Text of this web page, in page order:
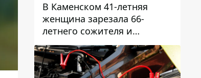
В Каменском 41-летняя
женщина зарезала 66-
летнего сожителя и
пыталась обмануть
полицейских